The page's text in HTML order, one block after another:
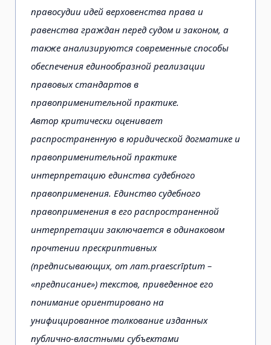
правосудии идей верховенства права и
равенства граждан перед судом и законом, а
также анализируются современные способы
обеспечения единообразной реализации
правовых стандартов в
правоприменительной практике.
Автор критически оценивает
распространенную в юридической догматике и
правоприменительной практике
интерпретацию единства судебного
правоприменения. Единство судебного
правоприменения в его распространенной
интерпретации заключается в одинаковом
прочтении прескриптивных
(предписывающих, от лат.praescrīptum –
«предписание») текстов, приведенное его
понимание ориентировано на
унифицированное толкование изданных
публично-властными субъектами